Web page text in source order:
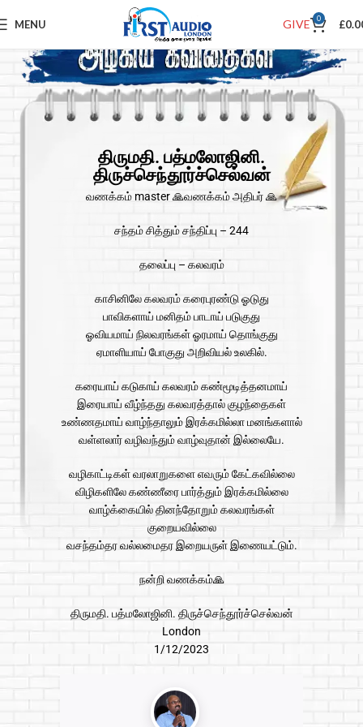
MENU GIVE 0 £
திருமதி. பத்மலோஜினி.
திருச்செந்தூர்ச்செல்வன்
வணக்கம் master 🙏வணக்கம் அதிபர் 🙏
சந்தம் சித்தும் சந்திப்பு – 244
தலைப்பு – கலவரம்
காசினிலே கலவரம் கரைபுரண்டு ஓடுது
பாவிகளாய் மனிதம் பாடாய் படுகுது
ஓவியமாய் நிலவரங்கள் ஓரமாய் தொங்குது
ஏமாளியாய் போகுது அறிவியல் உலகில்.
கரையாய் கடுகாய் கலவரம் கண்மூடித்தனமாய்
இரையாய் வீழ்ந்தது கலவரத்தால் குழந்தைகள்
உண்ணதமாய் வாழ்ந்தாலும் இரக்கமில்லா மனங்களால்
வள்ளலார் வழிவந்தும் வாழ்வுதான் இல்லையே.
வழிகாட்டிகள் வரலாறுகளை எவரும் கேட்கவில்லை
விழிகளிலே கண்ணீரை பார்த்தும் இரக்கமில்லை
வாழ்க்கையில் தினந்தோறும் கலவரங்கள்
குறையவில்லை
வசந்தம்தர வல்லமைதர இறையருள் இணையட்டும்.
நன்றி வணக்கம்🙏
திருமதி. பத்மலோஜினி. திருச்செந்தூர்ச்செல்வன்
London
1/12/2023